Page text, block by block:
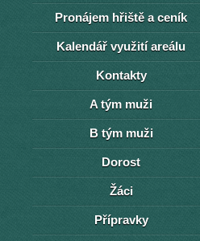
Pronájem hřiště a ceník
Kalendář využití areálu
Kontakty
A tým muži
B tým muži
Dorost
Žáci
Přípravky